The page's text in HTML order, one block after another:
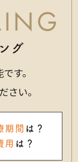
グ
す。
さい。
期間 は？
用 は？